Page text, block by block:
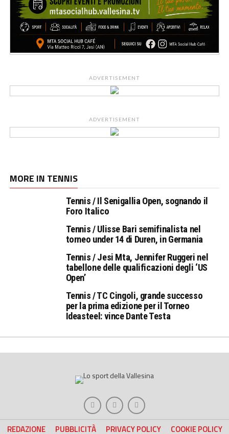
ADVERTISEMENT
ADVERTISEMENT
MORE IN TENNIS
Tennis / Il Senigallia Open, sognando il
Foro Italico
Tennis / Ulisse Bari semifinalista nel
torneo under 14 di Duren, in Germania
Tennis / Jesi Mta, Jennifer Ruggeri nel
tabellone delle qualificazioni degli ‘US
Open’
Tennis / TC Cingoli, grande successo
per la prima edizione per il Torneo
Ideasteel: vince Dante Testa
REDAZIONE PUBBLICITÀ PRIVACY POLICY COOKIE POLICY